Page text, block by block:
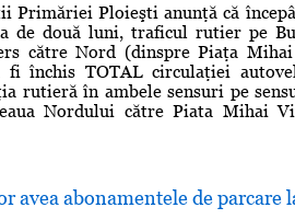
Primăriei Ploieşti anunţă că
de două luni, traficul rutier pe
către Nord (dinspre Piaţa Mihai
fi închis TOTAL circulaţiei
rutieră în ambele sensuri pe
Nordului către Piata Mihai
avea abonamentele de parcare